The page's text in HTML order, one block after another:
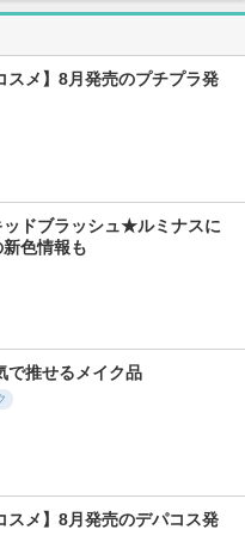
ウカ
超細芯アイブロウ
カー
カラーリングアイブ
デジャヴュ
スメ】8月発売のプチプラ発
ッドブラッシュ★ルミナスに
色情報も
で推せるメイク品
スメ】8月発売のデパコス発